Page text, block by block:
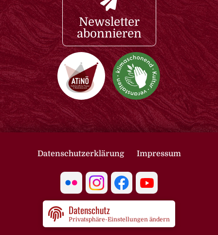
Newsletter
abonnieren
Datenschutzerklärung Impressum
Datenschutz
Privatsphäre-Einstellungen ändern